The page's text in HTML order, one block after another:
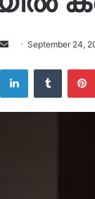
Send
email
September 24,
LinkedInTumblr